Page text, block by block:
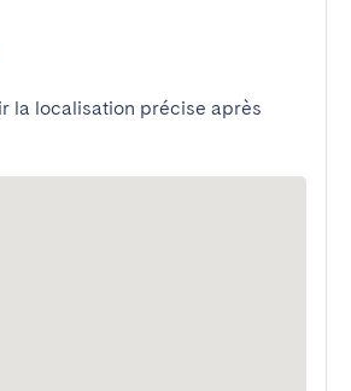
la localisation précise après